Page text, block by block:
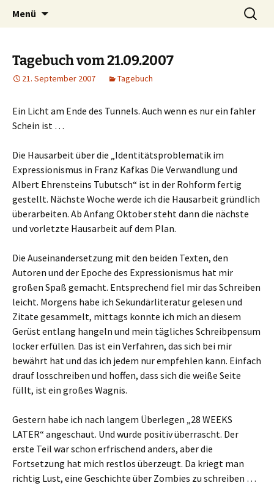
Timo Bader
Willkommen im Reich der Geschichten
Menü
Tagebuch vom 21.09.2007
21. September 2007 Tagebuch
Ein Licht am Ende des Tunnels. Auch wenn es nur ein fahler
Schein ist …
Die Hausarbeit über die „Identitätsproblematik im
Expressionismus in Franz Kafkas Die Verwandlung und
Albert Ehrensteins Tubutsch“ ist in der Rohform fertig
gestellt. Nächste Woche werde ich die Hausarbeit gründlich
überarbeiten. Ab Anfang Oktober steht dann die nächste
und vorletzte Hausarbeit auf dem Plan.
Die Auseinandersetzung mit den beiden Texten, den
Autoren und der Epoche des Expressionismus hat mir
großen Spaß gemacht. Entsprechend fiel mir das Schreiben
leicht. Morgens habe ich Sekundärliteratur gelesen und
Zitate gesammelt, mittags konnte ich mich an diesem
Gerüst entlang hangeln und mein tägliches Schreibpensum
locker erfüllen. Das ist ein Verfahren, das sich bei mir
bewährt hat und das ich jedem nur empfehlen kann. Einfach
drauf losschreiben und hoffen, dass sich die weiße Seite
füllt, ist ein großes Wagnis.
Gestern habe ich nach langem Überlegen „28 WEEKS
LATER“ angeschaut. Und wurde positiv überrascht. Der
erste Teil war schon erfrischend anders, aber die
Fortsetzung hat mich restlos überzeugt. Da kriegt man
richtig Lust, eine Geschichte über Zombies zu schreiben …